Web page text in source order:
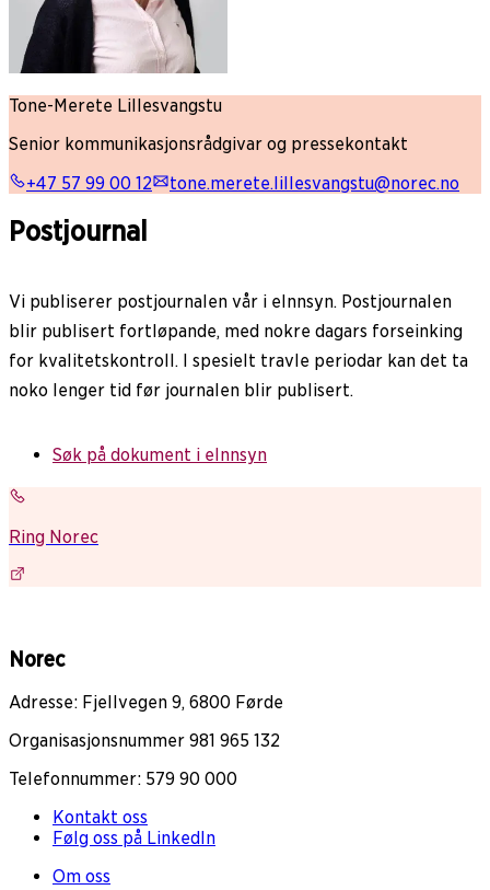
Tone-Merete Lillesvangstu
Senior kommunikasjonsrådgivar og pressekontakt
+47 57 99 00 12
tone.merete.lillesvangstu@norec.no
Postjournal
Vi publiserer postjournalen vår i eInnsyn. Postjournalen
blir publisert fortløpande, med nokre dagars forseinking
for kvalitetskontroll. I spesielt travle periodar kan det ta
noko lenger tid før journalen blir publisert.
Søk på dokument i eInnsyn
Ring Norec
Norec
Adresse: Fjellvegen 9, 6800 Førde
Organisasjonsnummer 981 965 132
Telefonnummer: 579 90 000
Kontakt oss
Følg oss på LinkedIn
Om oss